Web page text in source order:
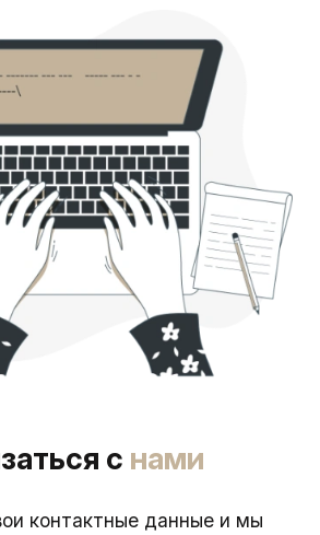
с нами
контактные данные и мы